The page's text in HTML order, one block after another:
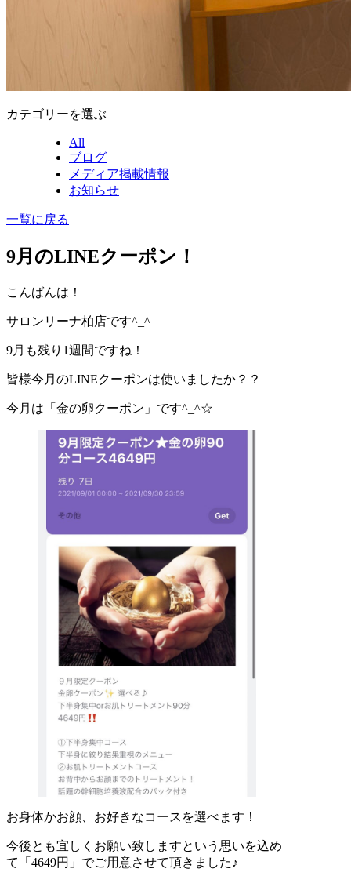
カテゴリーを選ぶ
All
ブログ
メディア掲載情報
お知らせ
一覧に戻る
9月のLINEクーポン！
こんばんは！
サロンリーナ柏店です^_^
9月も残り1週間ですね！
皆様今月のLINEクーポンは使いましたか？？
今月は「金の卵クーポン」です^_^☆
お身体かお顔、お好きなコースを選べます！
今後とも宜しくお願い致しますという思いを込め
て「4649円」でご用意させて頂きました♪